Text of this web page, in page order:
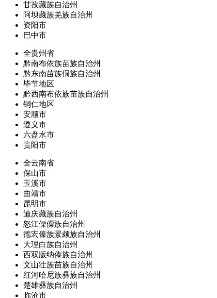
甘孜藏族自治州
阿坝藏族羌族自治州
资阳市
巴中市
全贵州省
黔南布依族苗族自治州
黔东南苗族侗族自治州
毕节地区
黔西南布依族苗族自治州
铜仁地区
安顺市
遵义市
六盘水市
贵阳市
全云南省
保山市
玉溪市
曲靖市
昆明市
迪庆藏族自治州
怒江傈僳族自治州
德宏傣族景颇族自治州
大理白族自治州
西双版纳傣族自治州
文山壮族苗族自治州
红河哈尼族彝族自治州
楚雄彝族自治州
临沧市